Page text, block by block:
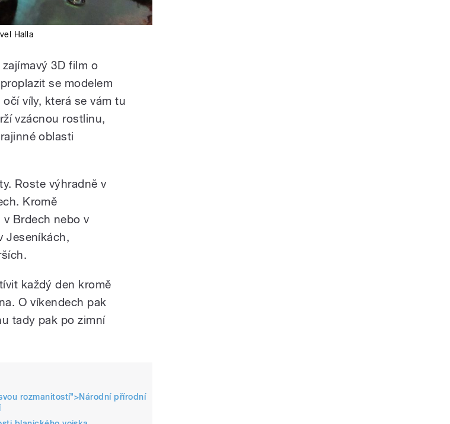
Halla
3D film o
se modelem
víly, která se vám tu
vzácnou rostlinu,
oblasti
Roste výhradně v
Kromě
Brdech nebo v
Jeseníkách,
každý den kromě
O víkendech pak
tady pak po zimní
rozmanitostí">Národní přírodní